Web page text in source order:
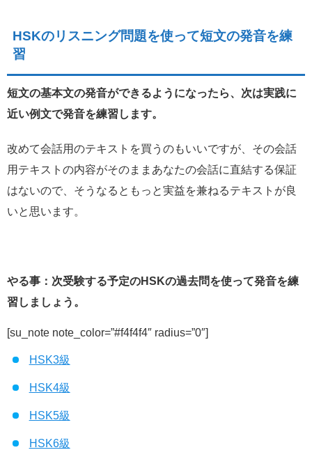
HSKのリスニング問題を使って短文の発音を練
習
短文の基本文の発音ができるようになったら、次は実践に
近い例文で発音を練習します。
改めて会話用のテキストを買うのもいいですが、その会話
用テキストの内容がそのままあなたの会話に直結する保証
はないので、そうなるともっと実益を兼ねるテキストが良
いと思います。
やる事：次受験する予定のHSKの過去問を使って発音を練
習しましょう。
[su_note note_color=”#f4f4f4″ radius=”0″]
HSK3級
HSK4級
HSK5級
HSK6級